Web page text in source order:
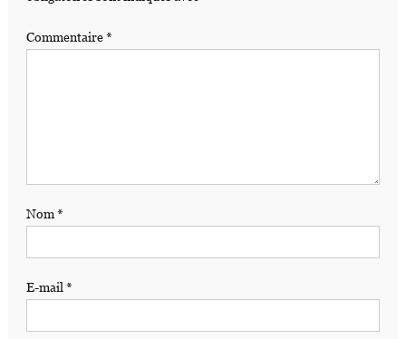
Commentaire*
Nom*
E-mail*